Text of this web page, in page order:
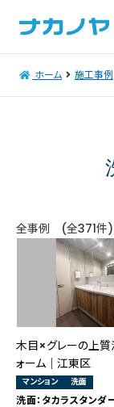
ホーム 施工事例
全事例 (全371件)
木目×グレーの上質
ォーム｜江東区
マンション 洗面